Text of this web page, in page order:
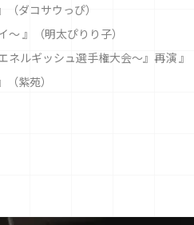
ダコサウっぴ）
』（明太ぴりり子）
ルギッシュ選手権大会～』再演 』
紫苑）